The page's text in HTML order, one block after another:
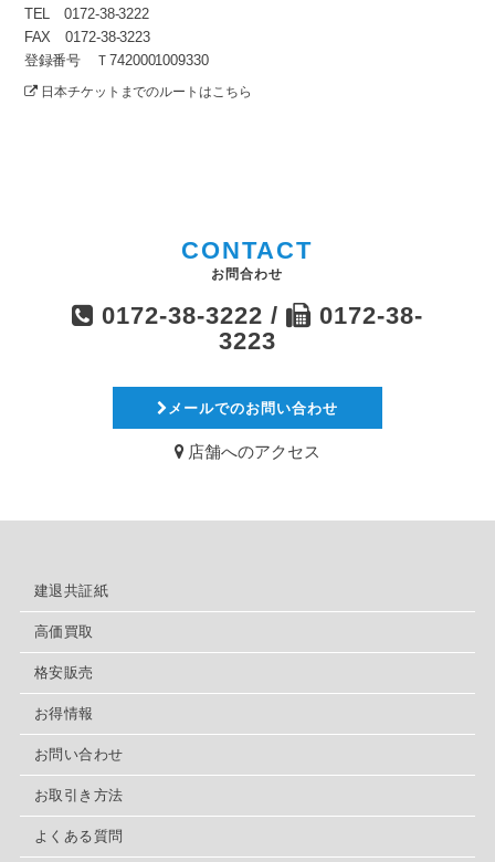
TEL 0172-38-3222
FAX 0172-38-3223
登録番号 Ｔ7420001009330
日本チケットまでのルートはこちら
CONTACT
お問合わせ
0172-38-3222 /
0172-38-
3223
メールでのお問い合わせ
店舗へのアクセス
建退共証紙
高価買取
格安販売
お得情報
お問い合わせ
お取引き方法
よくある質問